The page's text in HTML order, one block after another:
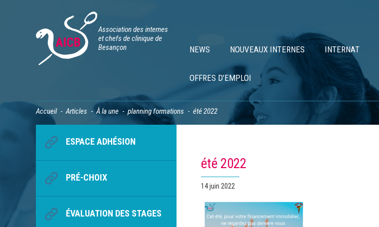
Association des internes
et chefs de clinique de
Besançon
NEWS NOUVEAUX INTERNES INTERNAT
OFFRES D’EMPLOI
Accueil Articles À la une planning formations été 2022
ESPACE ADHÉSION
PRÉ-CHOIX
ÉVALUATION DES STAGES
été 2022
Publié
14 juin 2022